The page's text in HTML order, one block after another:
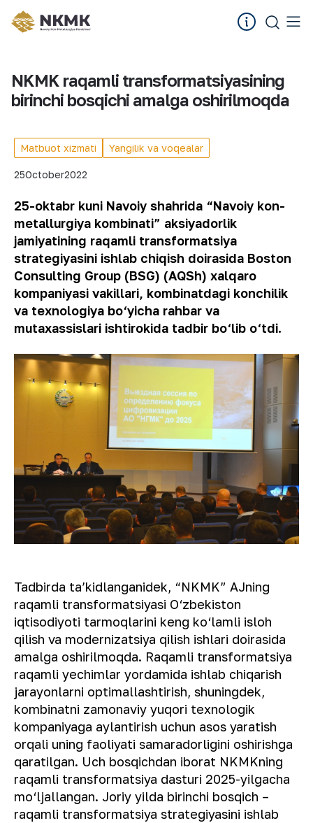
NKMK raqamli transformatsiyasining
birinchi bosqichi amalga oshirilmoqda
Matbuot xizmati Yangilik va voqealar
25October2022
25-oktabr kuni Navoiy shahrida “Navoiy kon-
metallurgiya kombinati” aksiyadorlik
jamiyatining raqamli transformatsiya
strategiyasini ishlab chiqish doirasida Boston
Consulting Group (BSG) (AQSh) xalqaro
kompaniyasi vakillari, kombinatdagi konchilik
va texnologiya bo‘yicha rahbar va
mutaxassislari ishtirokida tadbir bo‘lib o‘tdi.
Tadbirda taʼkidlanganidek, “NKMK” AJning
raqamli transformatsiyasi O‘zbekiston
iqtisodiyoti tarmoqlarini keng ko‘lamli isloh
qilish va modernizatsiya qilish ishlari doirasida
amalga oshirilmoqda. Raqamli transformatsiya
raqamli yechimlar yordamida ishlab chiqarish
jarayonlarni optimallashtirish, shuningdek,
kombinatni zamonaviy yuqori texnologik
kompaniyaga aylantirish uchun asos yaratish
orqali uning faoliyati samaradorligini oshirishga
qaratilgan. Uch bosqichdan iborat NKMKning
raqamli transformatsiya dasturi 2025-yilgacha
mo‘ljallangan. Joriy yilda birinchi bosqich –
raqamli transformatsiya strategiyasini ishlab